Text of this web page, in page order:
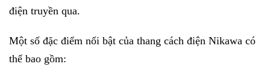
điện truyền qua.
Một số đặc điểm nổi bật của thang cách điện Nikawa có
thể bao gồm: